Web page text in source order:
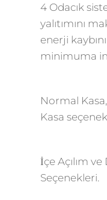
4 Odacık
yalıtımını
enerji
minimuma
Normal
Kasa
İçe Açılım ve
Seçenekleri.